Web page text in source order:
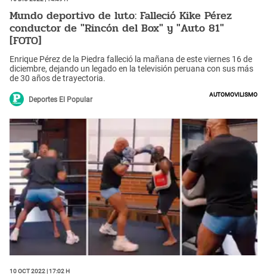
Mundo deportivo de luto: Falleció Kike Pérez
conductor de "Rincón del Box" y "Auto 81"
[FOTO]
Enrique Pérez de la Piedra falleció la mañana de este viernes 16 de
diciembre, dejando un legado en la televisión peruana con sus más
de 30 años de trayectoria.
Deportes El Popular
Automovilismo
10 Oct 2022 | 17:02 h